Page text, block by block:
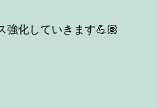
強化していきます💪🏽